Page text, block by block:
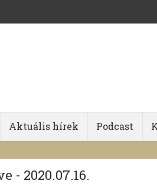
Aktuális hírek Podcast
- 2020.07.16.